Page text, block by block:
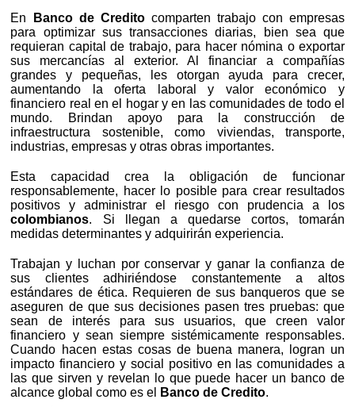
En Banco de Creditocomparten trabajo con empresas
para optimizar sus transacciones diarias, bien sea que
requieran capital de trabajo, para hacer nómina o exportar
sus mercancías al exterior. Al financiar a compañías
grandes y pequeñas, les otorgan ayuda para crecer,
aumentando la oferta laboral y valor económico y
financiero real en el hogar y en las comunidades de todo el
mundo. Brindan apoyo para la construcción de
infraestructura sostenible, como viviendas, transporte,
industrias, empresas y otras obras importantes.
Esta capacidad crea la obligación de funcionar
responsablemente, hacer lo posible para crear resultados
positivos y administrar el riesgo con prudencia a los
colombianos. Si llegan a quedarse cortos, tomarán
medidas determinantes y adquirirán experiencia.
Trabajan y luchan por conservar y ganar la confianza de
sus clientes adhiriéndose constantemente a altos
estándares de ética. Requieren de sus banqueros que se
aseguren de que sus decisiones pasen tres pruebas: que
sean de interés para sus usuarios, que creen valor
financiero y sean siempre sistémicamente responsables.
Cuando hacen estas cosas de buena manera, logran un
impacto financiero y social positivo en las comunidades a
las que sirven y revelan lo que puede hacer un banco de
alcance global como es el
Banco de Credito.